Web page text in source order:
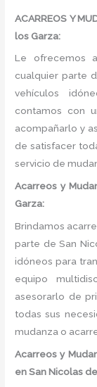
ACARREOS Y
los Garza:
Le ofrecemos
cualquier parte
vehículos
contamos con
acompañarlo y
de satisfacer
servicio de
Acarreos y
Garza:
Brindamos
parte de San
idóneos para
equipo
asesorarlo de
todas sus
mudanza o
Acarreos y
en San Nicolas